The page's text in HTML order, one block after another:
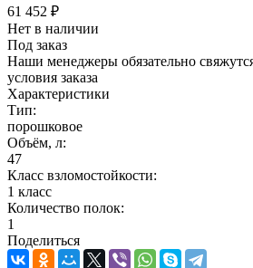
61 452 ₽
Нет в наличии
Под заказ
Наши менеджеры обязательно
условия заказа
Характеристики
Тип:
порошковое
Объём, л:
47
Класс взломостойкости:
1 класс
Количество полок:
1
Поделиться